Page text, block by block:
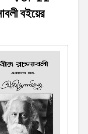
বইয়ের